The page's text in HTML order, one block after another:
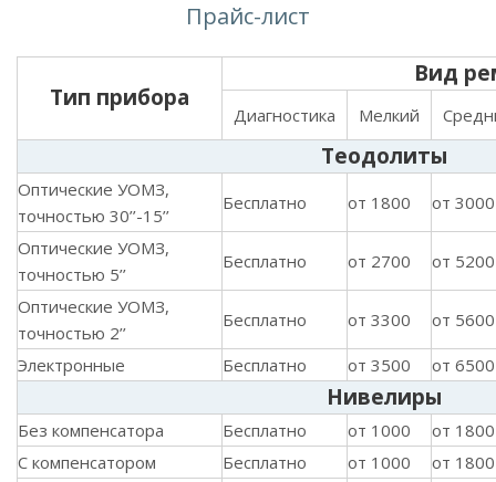
Прайс-лист
Тип прибора
Вид
Диагностика Мелкий
Теодолиты
Оптические УОМЗ,
точностью 30’’-15’’
Бесплатно от 1800 от 3000
Оптические УОМЗ,
точностью 5’’
Бесплатно от 2700 от 5200
Оптические УОМЗ,
точностью 2’’
Бесплатно от 3300 от 5600
Электронные Бесплатно от 3500 от 6500
Нивелиры
Без компенсатора Бесплатно от 1000
от 1800
С компенсатором
Бесплатно от 1000
от 1800